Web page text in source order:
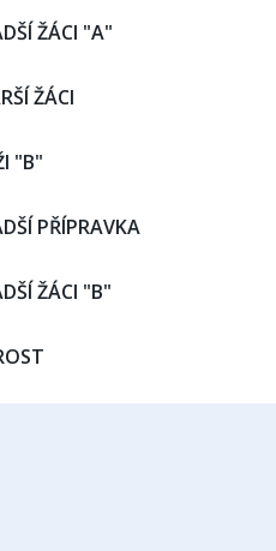
ŽÁCI "A"
ŽÁCI
"B"
PŘÍPRAVKA
ŽÁCI "B"